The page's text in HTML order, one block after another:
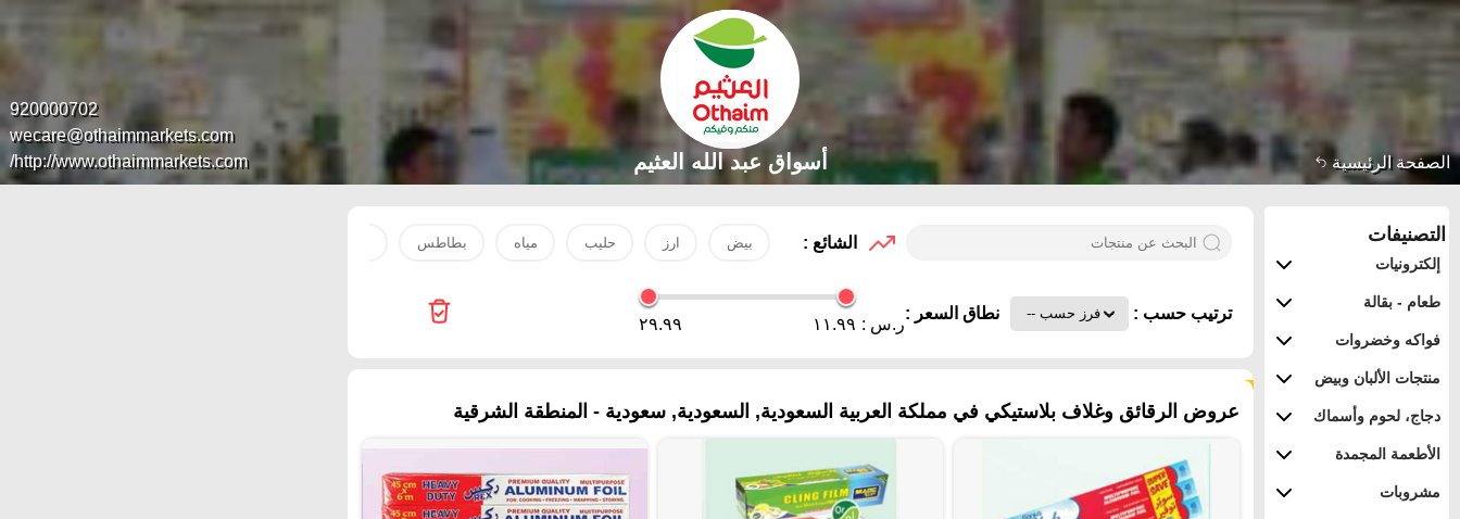
الصفحة الرئيسية
920000702
wecare@othaimmarkets.com
http://www.othaimmarkets.com/
أسواق عبد الله العثيم
التصنيفات
إلكترونيات
طعام - بقالة
فواكه وخضروات
منتجات الألبان وبيض
دجاج، لحوم وأسماك
الأطعمة المجمدة
مشروبات
الشائع : بيض ارز حليب مياه بطاطس
ترتيب حسب : نطاق السعر :
ر.س : ١١.٩٩ ٢٩.٩٩
عروض الرقائق وغلاف بلاستيكي في مملكة العربية السعودية, السعودية, سعودية - المنطقة الشرقية